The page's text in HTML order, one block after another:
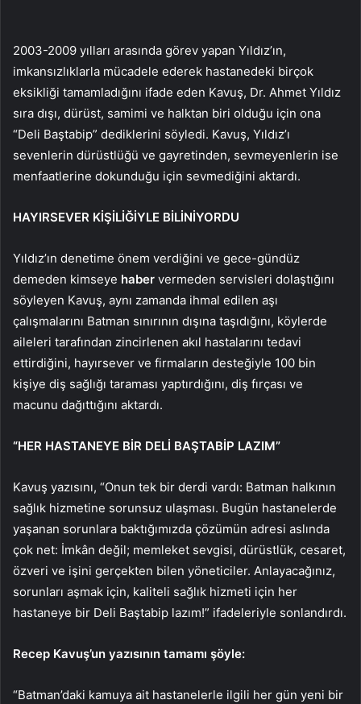
2003-2009 yılları arasında görev yapan Yıldız’ın,
imkansızlıklarla mücadele ederek hastanedeki birçok
eksikliği tamamladığını ifade eden Kavuş, Dr. Ahmet Yıldız
sıra dışı, dürüst, samimi ve halktan biri olduğu için ona
“Deli Baştabip” dediklerini söyledi. Kavuş, Yıldız’ı
sevenlerin dürüstlüğü ve gayretinden, sevmeyenlerin ise
menfaatlerine dokunduğu için sevmediğini aktardı.
HAYIRSEVER KİŞİLİĞİYLE BİLİNİYORDU
Yıldız’ın denetime önem verdiğini ve gece-gündüz
demeden kimseye haber vermeden servisleri dolaştığını
söyleyen Kavuş, aynı zamanda ihmal edilen aşı
çalışmalarını Batman sınırının dışına taşıdığını, köylerde
aileleri tarafından zincirlenen akıl hastalarını tedavi
ettirdiğini, hayırsever ve firmaların desteğiyle 100 bin
kişiye diş sağlığı taraması yaptırdığını, diş fırçası ve
macunu dağıttığını aktardı.
“HER HASTANEYE BİR DELİ BAŞTABİP LAZIM”
Kavuş yazısını, “Onun tek bir derdi vardı: Batman halkının
sağlık hizmetine sorunsuz ulaşması. Bugün hastanelerde
yaşanan sorunlara baktığımızda çözümün adresi aslında
çok net: İmkân değil; memleket sevgisi, dürüstlük, cesaret,
özveri ve işini gerçekten bilen yöneticiler. Anlayacağınız,
sorunları aşmak için, kaliteli sağlık hizmeti için her
hastaneye bir Deli Baştabip lazım!” ifadeleriyle sonlandırdı.
Recep Kavuş’un yazısının tamamı şöyle:
“Batman’daki kamuya ait hastanelerle ilgili her gün yeni bir